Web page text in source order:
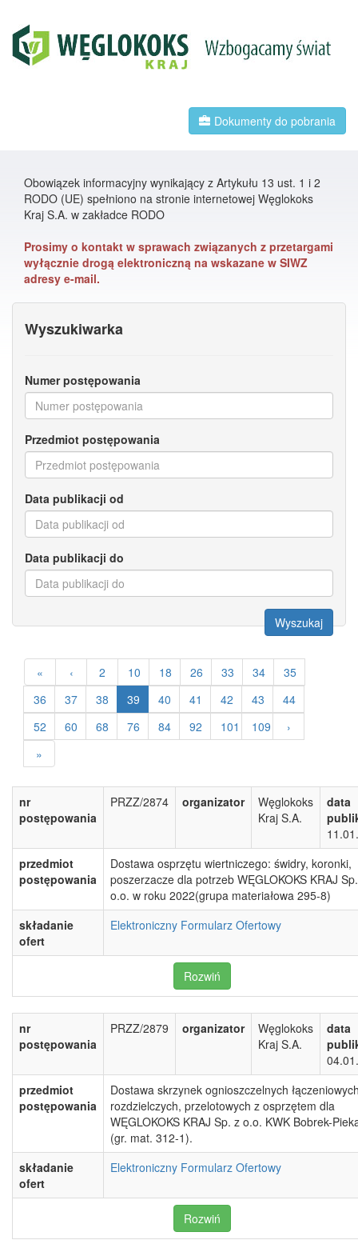
Dokumenty do pobrania
Obowiązek informacyjny wynikający z Artykułu 13 ust. 1 i 2
RODO (UE) spełniono na stronie internetowej Węglokoks
Kraj S.A. w zakładce RODO
Prosimy o kontakt w sprawach związanych z przetargami
wyłącznie drogą elektroniczną na wskazane w SIWZ
adresy e-mail.
Wyszukiwarka
Numer postępowania
Przedmiot postępowania
Data publikacji od
Data publikacji do
Wyszukaj
« ‹ 2 10 18 26 33 34
35
36
37 38 39 40 41 42 43
44
52
60 68 76 84 92 101 109
›
»
nr
postępowania
PRZZ/2874 organizator
Węglokoks
Kraj S.A.
data
przedmiot
postępowania
Dostawa osprzętu wiertniczego: świdry, koronki,
poszerzacze dla potrzeb WĘGLOKOKS KRAJ
o.o. w roku 2022(grupa materiałowa 295-8)
składanie
ofert
Elektroniczny Formularz Ofertowy
Rozwiń
nr
postępowania
PRZZ/2879 organizator
Węglokoks
Kraj S.A.
data
przedmiot
postępowania
Dostawa skrzynek ognioszczelnych
rozdzielczych, przelotowych z osprzętem dla
WĘGLOKOKS KRAJ Sp. z o.o. KWK Bobrek-
(gr. mat. 312-1).
składanie
ofert
Elektroniczny Formularz Ofertowy
Rozwiń